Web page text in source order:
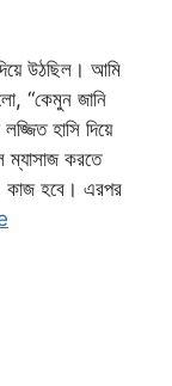
উঠছিল। আমি
“কেমুন জানি
হাসি দিয়ে
করতে
কাজ হবে। এরপর